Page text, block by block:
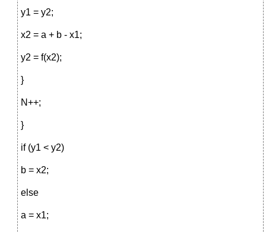
y1 = y2;
x2 = a + b - x1;
y2 = f(x2);
}
N++;
}
if (y1 < y2)
b = x2;
else
a = x1;